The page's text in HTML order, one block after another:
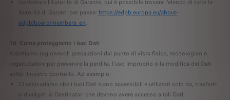
contattare l'Autorità di Garante, qui è possibile trovare l'elenco di tutte le
Autorità di Garanti per paese: https://edpb.europa.eu/about-
edpb/board/members_en.
10. Come proteggiamo i tuoi Dati
Adottiamo ragionevoli precauzioni dal punto di vista fisico, tecnologico e
organizzativo per prevenire la perdita, l’uso improprio o la modifica dei Dati
sotto il nostro controllo. Ad esempio:
Ci assicuriamo che i tuoi Dati siano accessibili e utilizzati solo da, trasferiti
o divulgati ai Destinatari che devono avere accesso a tali Dati.